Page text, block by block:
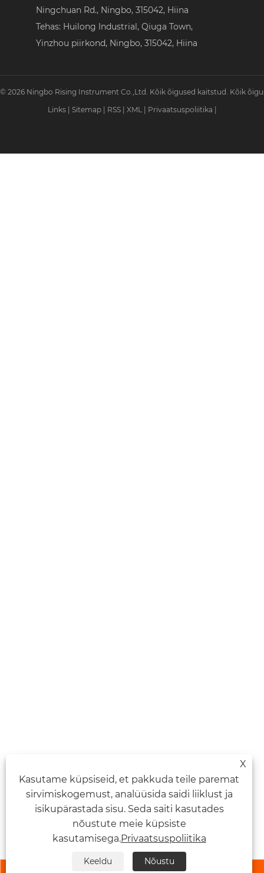
Ningchuan Rd., Ningbo, 315042, Hiina
Tehas: Huilong Industrial, Qiuga Town,
Yinzhou piirkond, Ningbo, 315042, Hiina
2026 Ningbo Rising Instrument Co.,Ltd. Kõik õigused kaitstud. Kõik
Links
Sitemap RSS XML Privaatsuspoliitika
X
Kasutame küpsiseid, et pakkuda teile paremat
sirvimiskogemust, analüüsida saidi liiklust ja
isikupärastada sisu. Seda saiti kasutades
nõustute meie küpsiste
kasutamisega.Privaatsuspoliitika
Keeldu Nõustu